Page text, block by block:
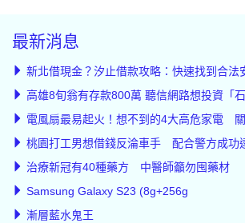
最新消息
新北借現金？汐止借款攻略：快速找到合法
高雄8旬翁有存款800萬 聽信網路想投資「
電風扇最易起火！想不到的4大高危家電 關鍵
桃園打工男想借錢反淪車手 配合警方成功
治療新冠有40種藥方 中醫師籲勿囤藥材
Samsung Galaxy S23 (8g+256g
漸層藍水鬼王